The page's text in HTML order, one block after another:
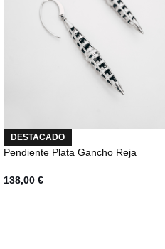
DESTACADO
Pendiente Plata Gancho Reja
138,00 €